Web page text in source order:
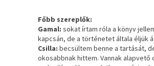
Főbb szereplők:
Gamal: sokat írtam róla a könyv
kapcsán, de a történetet általa éljük
Csilla: becsültem benne a tartását,
okosabbnak hittem. Vannak alapvető